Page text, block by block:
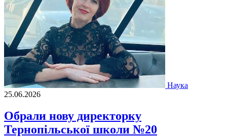
Наука
25.06.2026
Обрали нову директорку
Тернопільської школи №20